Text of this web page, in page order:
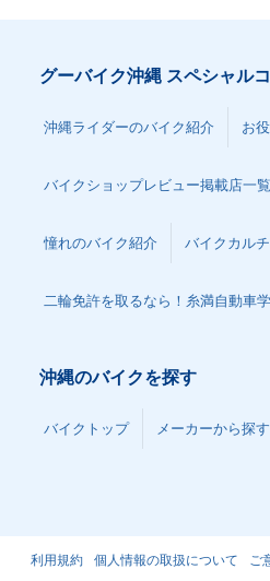
グーバイク沖縄 スペシャル
沖縄ライダーのバイク紹介 お
バイクショップレビュー掲載店一覧
憧れのバイク紹介 バイクカル
二輪免許を取るなら！糸満自動車
沖縄のバイクを探す
バイクトップ メーカーから探す
利用規約 個人情報の取扱について ご